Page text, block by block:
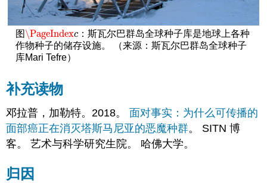
图\PageIndexc
\PageIndexc ：斯瓦尔巴群岛全球种子库是地球上各种
作物种子的储存设施。 （来源：斯瓦尔巴群岛全球种子
库Mari Tefre）
补充读物
邓拉普，加勒特。2018。 面对事实：为什么可传播的
面部癌正在消灭塔斯马尼亚的恶魔种群。 SITN 博
客。 艺术与科学研究生院。 哈佛大学。
归因